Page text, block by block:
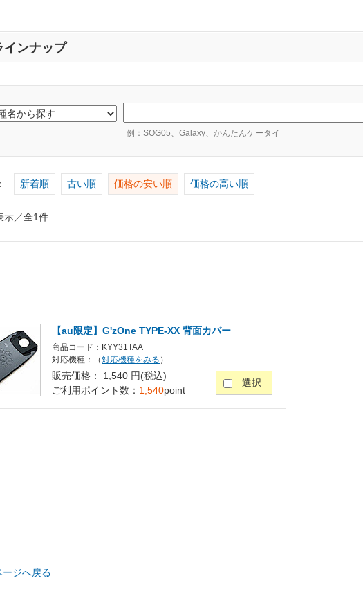
インナップ
例：SOG05、Galaxy、かんたんケータイ
新着順 古い順 価格の安い順 価格の高い順
示／全1件
【au限定】G'zOne TYPE-XX 背面カバー
商品コード：KYY31TAA
対応機種：（対応機種をみる ）
販売価格： 1,540 円(税込)
ご利用ポイント数： 1,540point
選択
ジへ戻る